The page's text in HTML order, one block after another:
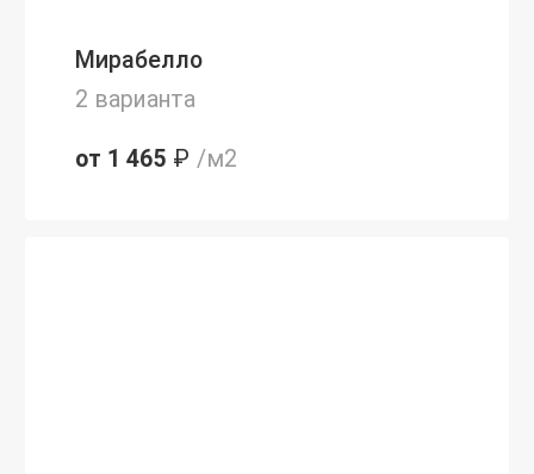
Мирабелло
2 варианта
от 1 465 ₽ /м2